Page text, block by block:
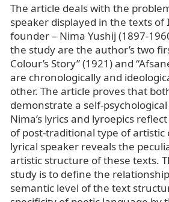
The article deals with the
speaker displayed in the texts of
founder – Nima Yushij (1897-
the study are the author’s two
Colour’s Story” (1921) and
are chronologically and
other. The article proves that
demonstrate a self-
Nima’s lyrics and lyroepics
of post-traditional type of artistic
lyrical speaker reveals the
artistic structure of these texts.
study is to define the
semantic level of the text